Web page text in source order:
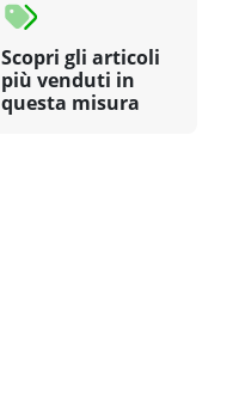
Scopri gli articoli
più venduti in
questa misura